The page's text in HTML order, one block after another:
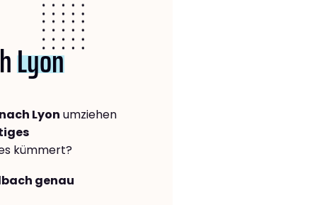
Lyon
Lyon umziehen
kümmert?
genau